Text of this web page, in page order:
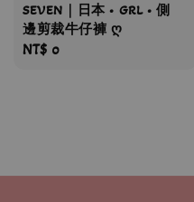
SEVEN｜日本 • GRL • 側
邊剪裁牛仔褲 ღ
Regular
NT$ 0